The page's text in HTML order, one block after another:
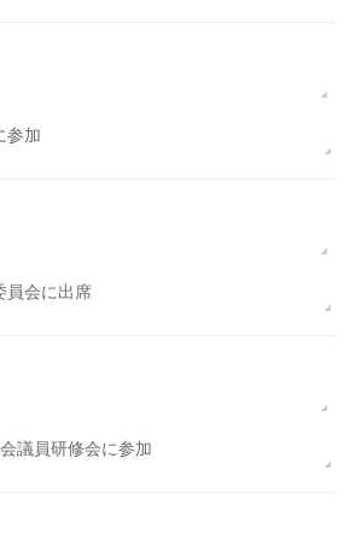
参加
員会に出席
議員研修会に参加